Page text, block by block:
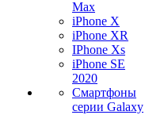
Max
iPhone X
iPhone XR
IPhone Xs
iPhone SE
2020
Смартфоны
серии Galaxy